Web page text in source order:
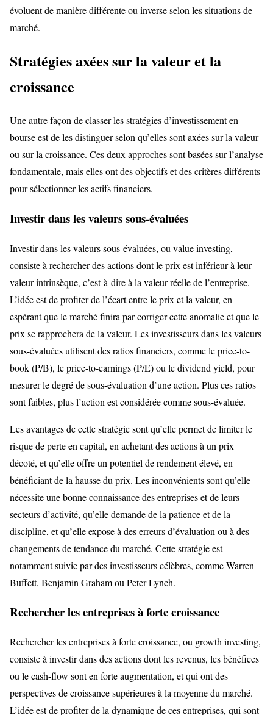
évoluent de manière différente ou inverse selon les situations de
marché.
Stratégies axées sur la valeur et la
croissance
Une autre façon de classer les stratégies d’investissement en
bourse est de les distinguer selon qu’elles sont axées sur la valeur
ou sur la croissance. Ces deux approches sont basées sur l’analyse
fondamentale, mais elles ont des objectifs et des critères différents
pour sélectionner les actifs financiers.
Investir dans les valeurs sous-évaluées
Investir dans les valeurs sous-évaluées, ou value investing,
consiste à rechercher des actions dont le prix est inférieur à leur
valeur intrinsèque, c’est-à-dire à la valeur réelle de l’entreprise.
L’idée est de profiter de l’écart entre le prix et la valeur, en
espérant que le marché finira par corriger cette anomalie et que le
prix se rapprochera de la valeur. Les investisseurs dans les valeurs
sous-évaluées utilisent des ratios financiers, comme le price-to-
book (P/B), le price-to-earnings (P/E) ou le dividend yield, pour
mesurer le degré de sous-évaluation d’une action. Plus ces ratios
sont faibles, plus l’action est considérée comme sous-évaluée.
Les avantages de cette stratégie sont qu’elle permet de limiter le
risque de perte en capital, en achetant des actions à un prix
décoté, et qu’elle offre un potentiel de rendement élevé, en
bénéficiant de la hausse du prix. Les inconvénients sont qu’elle
nécessite une bonne connaissance des entreprises et de leurs
secteurs d’activité, qu’elle demande de la patience et de la
discipline, et qu’elle expose à des erreurs d’évaluation ou à des
changements de tendance du marché. Cette stratégie est
notamment suivie par des investisseurs célèbres, comme Warren
Buffett, Benjamin Graham ou Peter Lynch.
Rechercher les entreprises à forte croissance
Rechercher les entreprises à forte croissance, ou growth investing,
consiste à investir dans des actions dont les revenus, les bénéfices
ou le cash-flow sont en forte augmentation, et qui ont des
perspectives de croissance supérieures à la moyenne du marché.
L’idée est de profiter de la dynamique de ces entreprises, qui sont